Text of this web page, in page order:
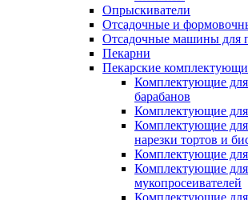
Опрыскиватели
Отсадочные и
Отсадочные машины для
Пекарни
Пекарские
Комплектующие
барабанов
Комплектующие
Комплектующие
нарезки тортов и
Комплектующие
Комплектующие для
мукопросеивателей
Комплектующие